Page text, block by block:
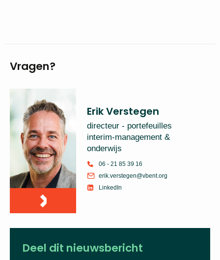
Vragen?
Erik Verstegen
directeur - portefeuilles
interim-management &
onderwijs
06 - 21 85 39 16
erik.verstegen@vbent.org
LinkedIn
Deel dit nieuwsbericht